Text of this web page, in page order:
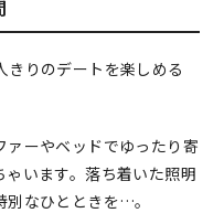
きりのデートを楽しめる
ーやベッドでゆったり寄
います。落ち着いた照明
なひとときを…。